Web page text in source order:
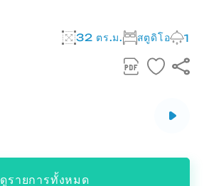
32 ตร.ม. สตูดิโอ 1
ดูรายการทั้งหมด